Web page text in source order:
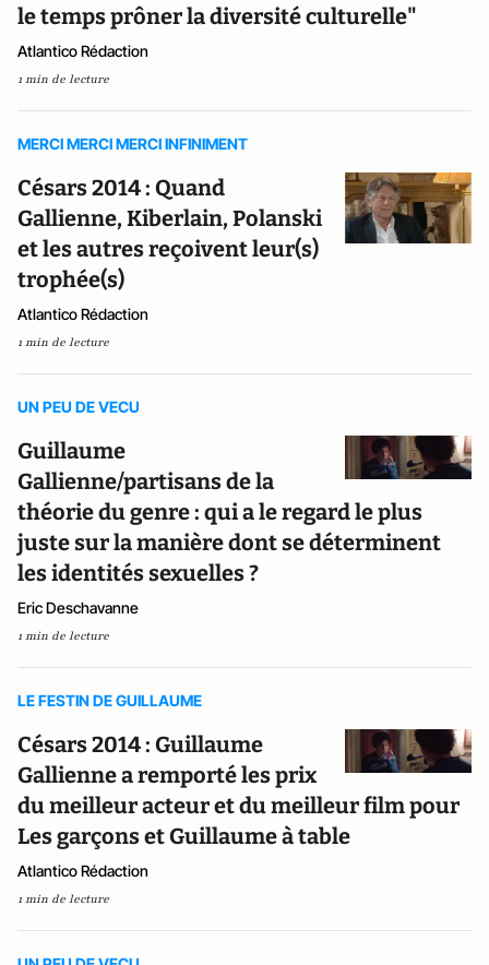
le temps prôner la diversité culturelle"
Atlantico Rédaction
1 min de lecture
MERCI MERCI MERCI INFINIMENT
Césars 2014 : Quand
Gallienne, Kiberlain, Polanski
et les autres reçoivent leur(s)
trophée(s)
Atlantico Rédaction
1 min de lecture
UN PEU DE VECU
Guillaume
Gallienne/partisans de la
théorie du genre : qui a le regard le plus
juste sur la manière dont se déterminent
les identités sexuelles ?
Eric Deschavanne
1 min de lecture
LE FESTIN DE GUILLAUME
Césars 2014 : Guillaume
Gallienne a remporté les prix
du meilleur acteur et du meilleur film pour
Les garçons et Guillaume à table
Atlantico Rédaction
1 min de lecture